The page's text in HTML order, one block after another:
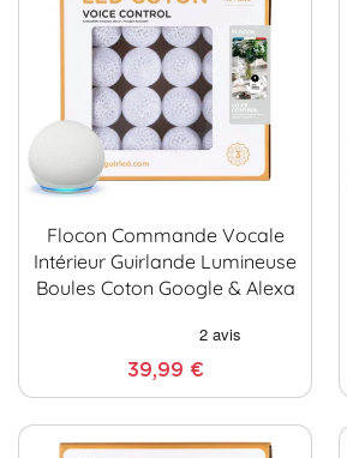
Flocon Commande Vocale
Intérieur Guirlande Lumineuse
Boules Coton Google & Alexa
39,99 €